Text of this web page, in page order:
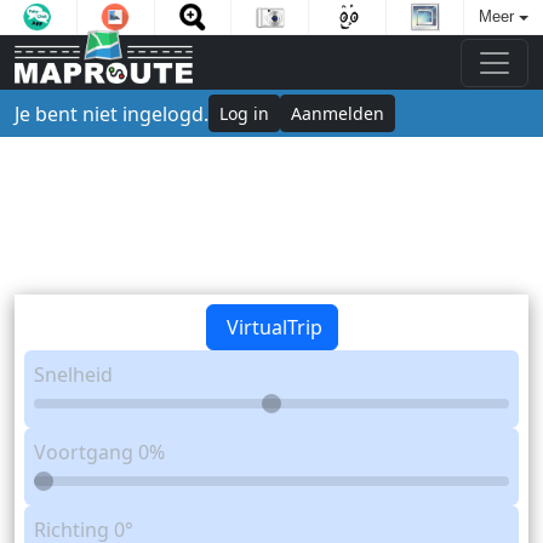
Meer
Je bent niet ingelogd. Log in Aanmelden
VirtualTrip
Snelheid
Voortgang 0%
Richting 0°